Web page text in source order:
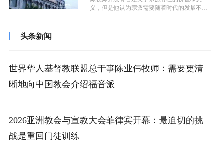
义，但是他认为宗派需要随着时代的发展不断
头条新闻
世界华人基督教联盟总干事陈业伟牧师：需要更清
晰地向中国教会介绍福音派
2026亚洲教会与宣教大会菲律宾开幕：最迫切的挑
战是重回门徒训练